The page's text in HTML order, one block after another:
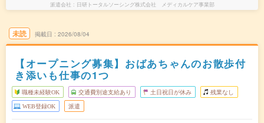
派遣会社 日研トータルソーシング株式会社 メディカルケア事業部
未読 掲載日 2026/08/04
【オープニング募集】おばあちゃんのお散歩付
き添いも仕事の1つ
職種未経験OK 交通費別途支給あり 土日祝日が休み 残業なし
WEB登録OK 派遣